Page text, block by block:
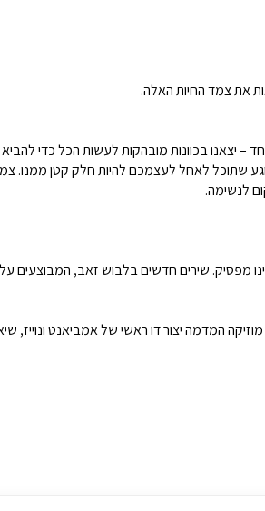
שתוכל לאחל לעצמכם להיות חלק קטן ממנו.
לנשימה.
מפסיק. שירים חדשים בלבוש זאב, המבוצעים
המדמה יצור דו ראשי של אמביאנט ונוייז,